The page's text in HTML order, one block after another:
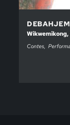
Contes